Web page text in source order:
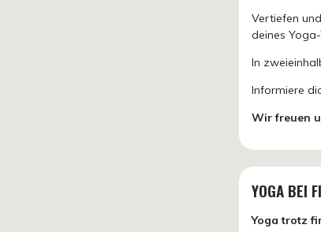
Vertiefen
deines
In
Informiere
Wir freuen
YOGA BEI
Yoga trotz